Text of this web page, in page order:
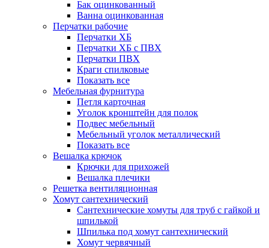
Бак оцинкованный
Ванна оцинкованная
Перчатки рабочие
Перчатки ХБ
Перчатки ХБ с ПВХ
Перчатки ПВХ
Краги спилковые
Показать все
Мебельная фурнитура
Петля карточная
Уголок кронштейн для полок
Подвес мебельный
Мебельный уголок металлический
Показать все
Вешалка крючок
Крючки для прихожей
Вешалка плечики
Решетка вентиляционная
Хомут сантехнический
Сантехнические хомуты для труб с гайкой и
шпилькой
Шпилька под хомут сантехнический
Хомут червячный